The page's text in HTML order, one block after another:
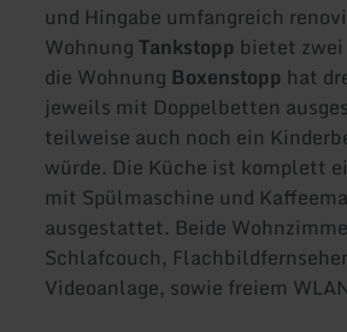
und Hingabe umfangreich
WohnungTankstopp bietet
die Wohnung Boxenstopp hat
jeweils mit Doppelbetten
teilweise auch noch ein
würde. Die Küche ist komplett
mit Spülmaschine und
ausgestattet. Beide
Schlafcouch,
Videoanlage, sowie freiem